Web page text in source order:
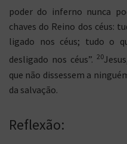
poder do inferno nunca
chaves do Reino dos céus:
ligado nos céus; tudo o
desligado nos céus”. 20
que não dissessem a
da salvação.
Reflexão: